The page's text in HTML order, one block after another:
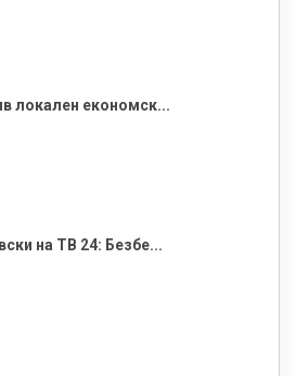
локален економск...
на ТВ 24: Безбе...